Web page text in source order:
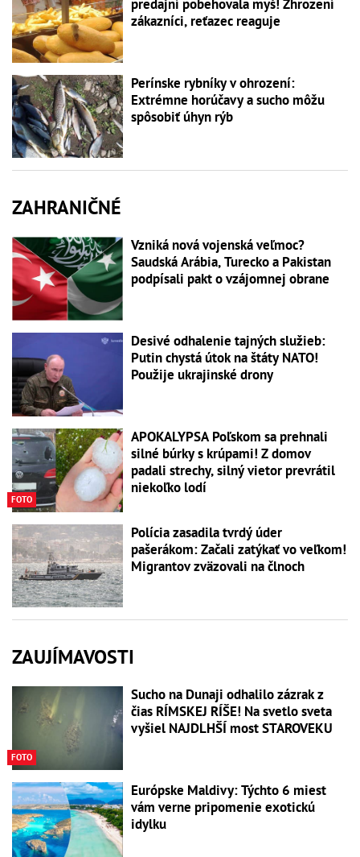
predajní pobehovala myš! Zhrození
zákazníci, reťazec reaguje
Perínske rybníky v ohrození:
Extrémne horúčavy a sucho môžu
spôsobiť úhyn rýb
ZAHRANIČNÉ
Vzniká nová vojenská veľmoc?
Saudská Arábia, Turecko a Pakistan
podpísali pakt o vzájomnej obrane
Desivé odhalenie tajných služieb:
Putin chystá útok na štáty NATO!
Použije ukrajinské drony
FOTO
APOKALYPSA Poľskom sa prehnali
silné búrky s krúpami! Z domov
padali strechy, silný vietor prevrátil
niekoľko lodí
Polícia zasadila tvrdý úder
pašerákom: Začali zatýkať vo veľkom!
Migrantov zväzovali na člnoch
ZAUJÍMAVOSTI
FOTO
Sucho na Dunaji odhalilo zázrak z
čias RÍMSKEJ RÍŠE! Na svetlo sveta
vyšiel NAJDLHŠÍ most STAROVEKU
Európske Maldivy: Týchto 6 miest
vám verne pripomenie exotickú
idylku